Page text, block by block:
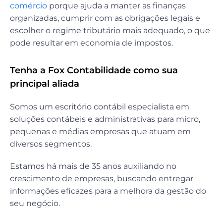
comércio porque ajuda a manter as finanças
organizadas, cumprir com as obrigações legais e
escolher o regime tributário mais adequado, o que
pode resultar em economia de impostos.
Tenha a Fox Contabilidade como sua
principal aliada
Somos um escritório contábil especialista em
soluções contábeis e administrativas para micro,
pequenas e médias empresas que atuam em
diversos segmentos.
Estamos há mais de 35 anos auxiliando no
crescimento de empresas, buscando entregar
informações eficazes para a melhora da gestão do
seu negócio.